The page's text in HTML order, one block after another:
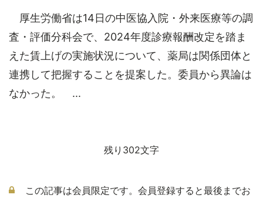
厚生労働省は14日の中医協入院・外来医療等の調
査・評価分科会で、2024年度診療報酬改定を踏ま
えた賃上げの実施状況について、薬局は関係団体と
連携して把握することを提案した。委員から異論は
なかった。 ...
残り302文字
この記事は会員限定です。会員登録すると最後までお